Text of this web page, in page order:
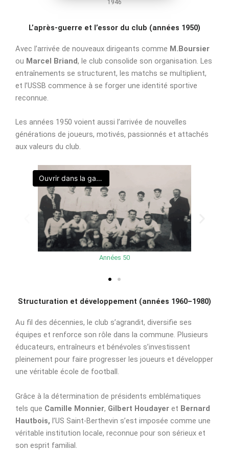
1946
L’après-guerre et l’essor du club (années 1950)
Avec l’arrivée de nouveaux dirigeants comme M.Boursier
ou Marcel Briand, le club consolide son organisation. Les
entraînements se structurent, les matchs se multiplient,
et l’USSB commence à se forger une identité sportive
reconnue.
Les années 1950 voient aussi l’arrivée de nouvelles
générations de joueurs, motivés, passionnés et attachés
aux valeurs du club.
Années 50
Ouvrir dans la galerie
Structuration et développement (années 1960–1980)
Au fil des décennies, le club s’agrandit, diversifie ses
équipes et renforce son rôle dans la commune. Plusieurs
éducateurs, entraîneurs et bénévoles s’investissent
pleinement pour faire progresser les joueurs et développer
une véritable école de football.
Grâce à la détermination de présidents emblématiques
tels que Camille Monnier, Gilbert Houdayer et Bernard
Hautbois, l’US Saint-Berthevin s’est imposée comme une
véritable institution locale, reconnue pour son sérieux et
son esprit familial.